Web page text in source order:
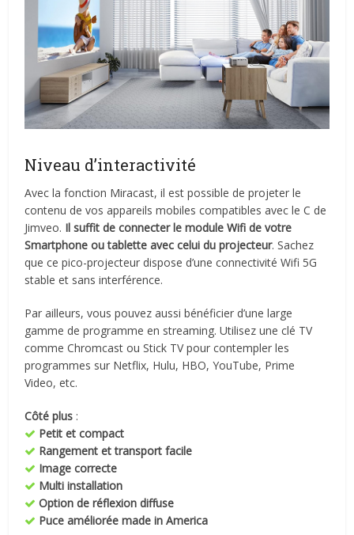
Niveau d’interactivité
Avec la fonction Miracast, il est possible de projeter le
contenu de vos appareils mobiles compatibles avec le C de
Jimveo. Il suffit de connecter le module Wifi de votre
Smartphone ou tablette avec celui du projecteur. Sachez
que ce pico-projecteur dispose d’une connectivité Wifi 5G
stable et sans interférence.
Par ailleurs, vous pouvez aussi bénéficier d’une large
gamme de programme en streaming. Utilisez une clé TV
comme Chromcast ou Stick TV pour contempler les
programmes sur Netflix, Hulu, HBO, YouTube, Prime
Video, etc.
Côté plus :
Petit et compact
Rangement et transport facile
Image correcte
Multi installation
Option de réflexion diffuse
Puce améliorée made in America